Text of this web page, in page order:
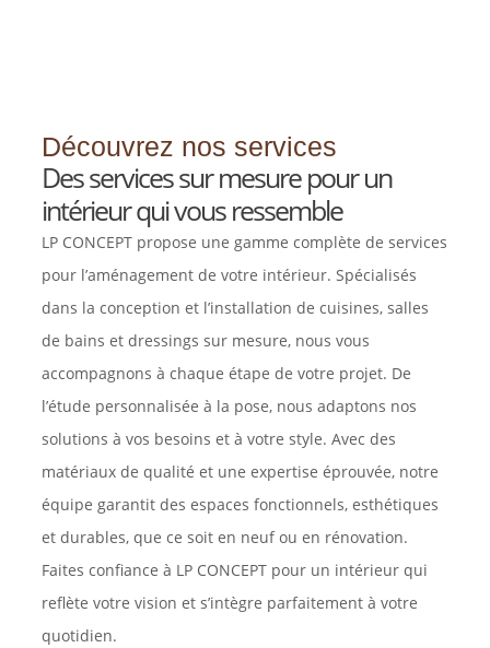
Découvrez nos services
Des services sur mesure pour un
intérieur qui vous ressemble
LP CONCEPT propose une gamme complète de services
pour l’aménagement de votre intérieur. Spécialisés
dans la conception et l’installation de cuisines, salles
de bains et dressings sur mesure, nous vous
accompagnons à chaque étape de votre projet. De
l’étude personnalisée à la pose, nous adaptons nos
solutions à vos besoins et à votre style. Avec des
matériaux de qualité et une expertise éprouvée, notre
équipe garantit des espaces fonctionnels, esthétiques
et durables, que ce soit en neuf ou en rénovation.
Faites confiance à LP CONCEPT pour un intérieur qui
reflète votre vision et s’intègre parfaitement à votre
quotidien.